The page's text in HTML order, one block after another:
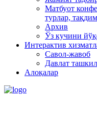
Матбуот
турлар,
Архив
Ўз кучини
Интерактив
Савол-жавоб
Давлат
Алоқалар